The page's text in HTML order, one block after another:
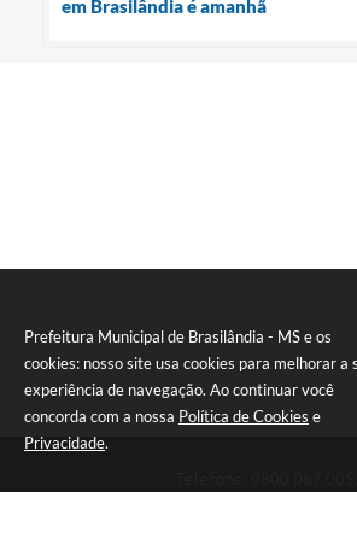
Prefeitura Municipal de Brasilândia - MS e os
cookies: nosso site usa cookies para melhorar a
experiência de navegação. Ao continuar você
concorda com a nossa Política de Cookies e
Privacidade.
em Brasilândia é amanhã